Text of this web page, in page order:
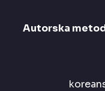
Autorska